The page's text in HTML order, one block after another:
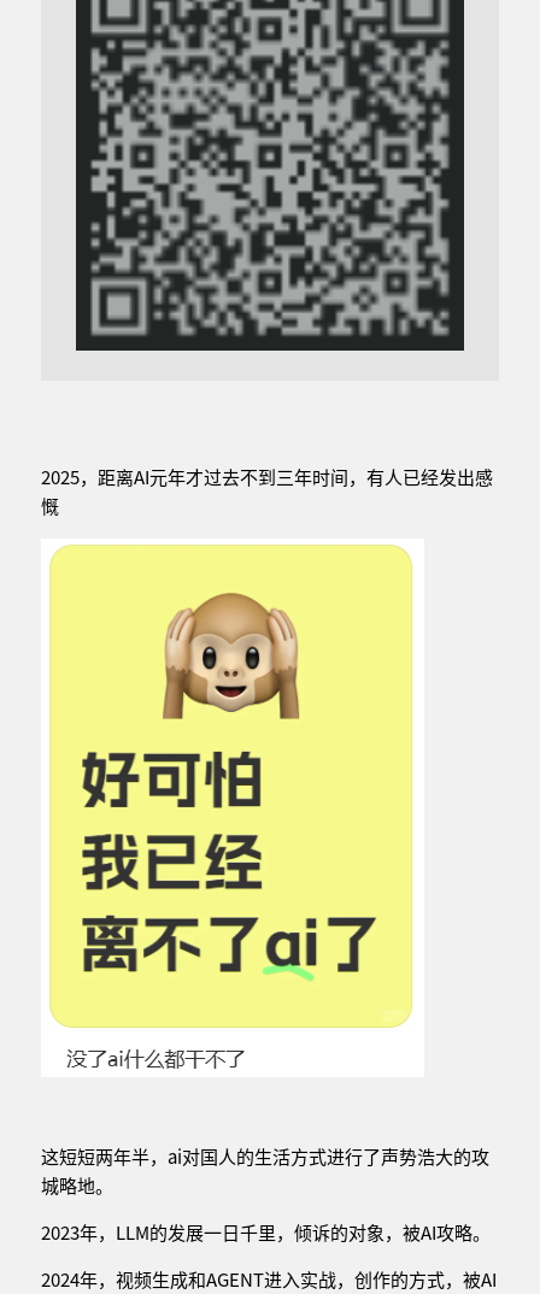
2025，距离AI元年才过去不到三年时间，有人已经发出感
慨
这短短两年半，ai对国人的生活方式进行了声势浩大的攻
城略地。
2023年，LLM的发展一日千里，倾诉的对象，被AI攻略。
2024年，视频生成和AGENT进入实战，创作的方式，被AI